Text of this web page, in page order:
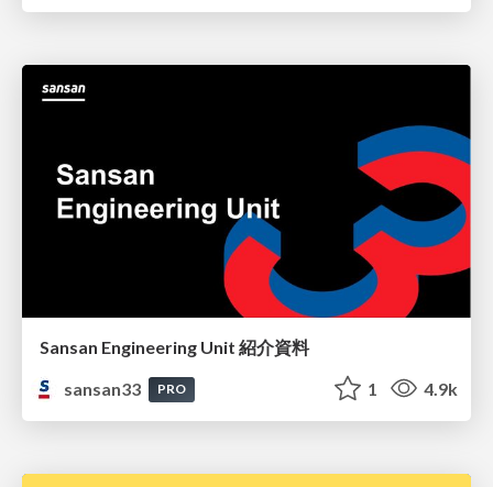
Sansan Engineering Unit 紹介資料
sansan33
PRO 1 4.9k